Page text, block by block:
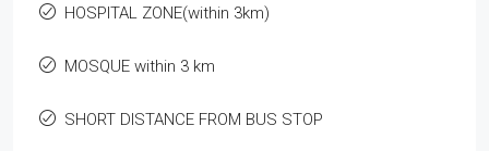
HOSPITAL ZONE(within 3km)
MOSQUE within 3 km
SHORT DISTANCE FROM BUS STOP